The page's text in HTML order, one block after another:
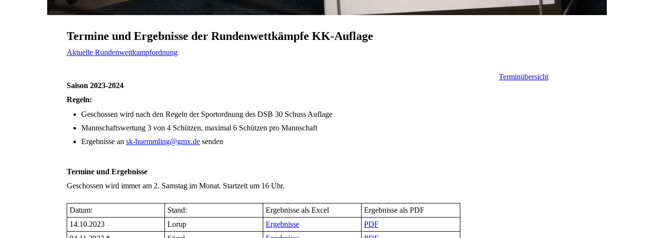
Termine und Ergebnisse der Rundenwettkämpfe KK-Auflage
Aktuelle Rundenwettkampfordnung
Saison 2023-2024
Regeln:
Geschossen wird nach den Regeln der Sportordnung des DSB 30 Schuss Auflage
Mannschaftswertung 3 von 4 Schützen, maximal 6 Schützen pro Mannschaft
Ergebnisse an sk-huemmling@gmx.de senden
Termine und Ergebnisse
Geschossen wird immer am 2. Samstag im Monat. Startzeit um 16 Uhr.
Datum: Stand: Ergebnisse als Excel
Ergebnisse als PDF
14.10.2023
Lorup Ergebnisse
PDF
Terminübersicht